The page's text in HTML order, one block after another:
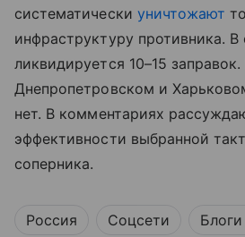
систематически уничтожают
инфраструктуру противника. В
ликвидируется 10–15
Днепропетровском и
нет. В комментариях
эффективности выбранной
соперника.
Россия Соцсети